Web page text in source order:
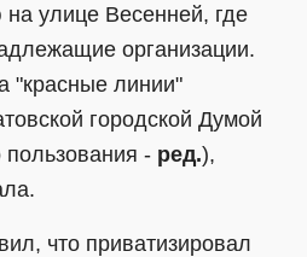
улице Весенней, где
организации.
"красные линии"
городской Думой
- ред.),
что приватизировал